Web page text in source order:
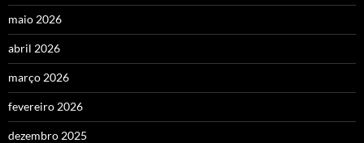
maio 2026
abril 2026
março 2026
fevereiro 2026
dezembro 2025